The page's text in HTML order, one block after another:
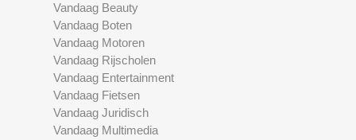
Vandaag Beauty
Vandaag Boten
Vandaag Motoren
Vandaag Rijscholen
Vandaag Entertainment
Vandaag Fietsen
Vandaag Juridisch
Vandaag Multimedia